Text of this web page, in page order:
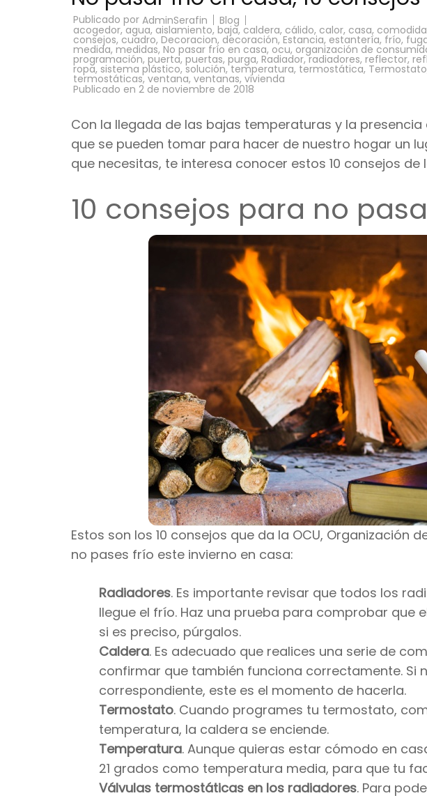
Publicado por AdminSerafin Blog
acogedor,agua, aislamiento, baja, caldera, cálido, calor, casa,
consejos, cuadro, Decoracion, decoración, Estancia, estantería, frío,
medida, medidas, No pasar frío en casa, ocu, organización de
programación, puerta, puertas, purga, Radiador,radiadores, reflector,
ropa, sistema plástico, solución,temperatura, termostática, Termostato
termostáticas, ventana, ventanas, vivienda
Publicado en 2 de noviembre de 2018
Con la llegada de las bajas temperaturas y la
que se pueden tomar para hacer de nuestro hogar un
que necesitas, te interesa conocer estos 10 consejos
10 consejos para no
Estos son los 10 consejos que da la OCU, Organización
no pases frío este invierno en casa:
Radiadores. Es importante revisar que todos los
llegue el frío. Haz una prueba para comprobar que
si es preciso, púrgalos.
Caldera. Es adecuado que realices una serie de
confirmar que también funciona correctamente. Si
correspondiente, este es el momento de hacerla.
Termostato. Cuando programes tu termostato,
temperatura, la caldera se enciende.
Temperatura. Aunque quieras estar cómodo en
21 grados como temperatura media, para que tu
Válvulas termostáticas en los radiadores. Para